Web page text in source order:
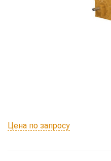
Цена по запросу